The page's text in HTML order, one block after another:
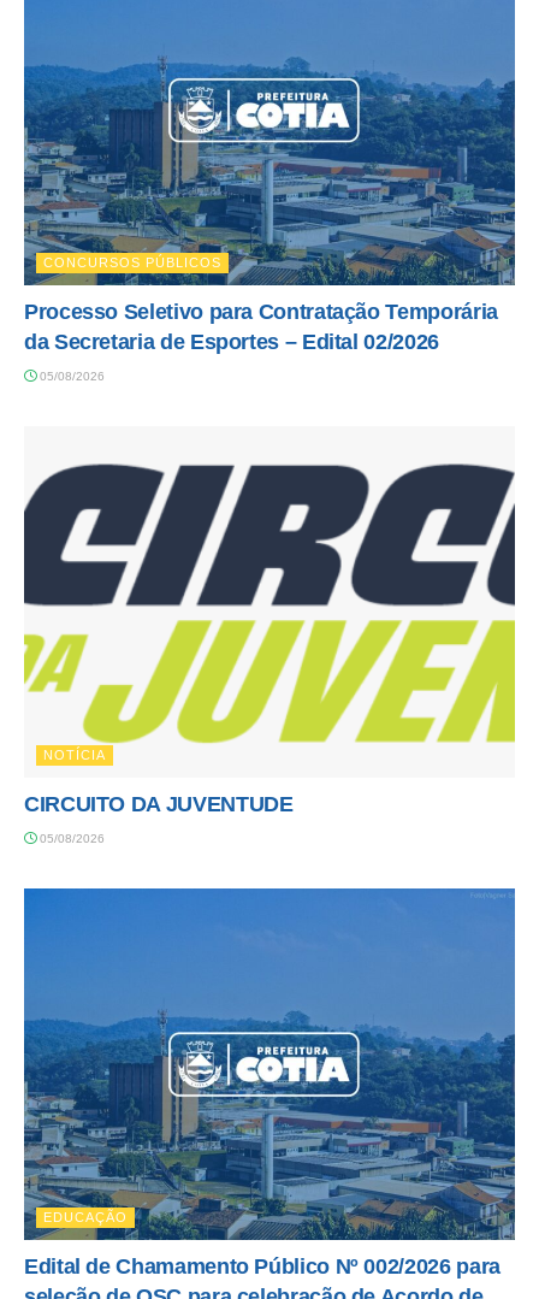
CONCURSOS PÚBLICOS
Processo Seletivo para Contratação Temporária
da Secretaria de Esportes – Edital 02/2026
05/08/2026
NOTÍCIA
CIRCUITO DA JUVENTUDE
05/08/2026
EDUCAÇÃO
Edital de Chamamento Público Nº 002/2026 para